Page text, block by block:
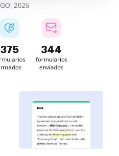
2026
375 344
formularios
enviados